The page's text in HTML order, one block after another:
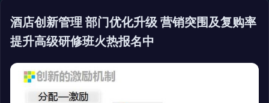
酒店创新管理 部门优化升级 营销突围及复购率
提升高级研修班火热报名中